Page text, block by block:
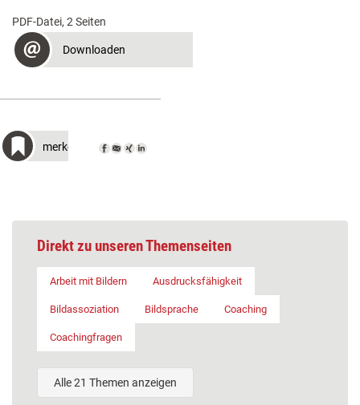
PDF-Datei, 2 Seiten
Downloaden
merken
Direkt zu unseren Themenseiten
Arbeit mit Bildern Ausdrucksfähigkeit
Bildassoziation Bildsprache Coaching
Coachingfragen
Alle 21 Themen anzeigen